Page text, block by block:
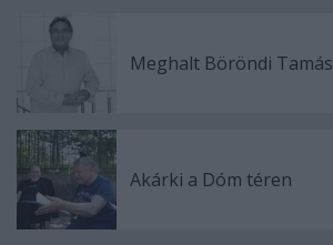
Meghalt Böröndi Tamás
Akárki a Dóm téren